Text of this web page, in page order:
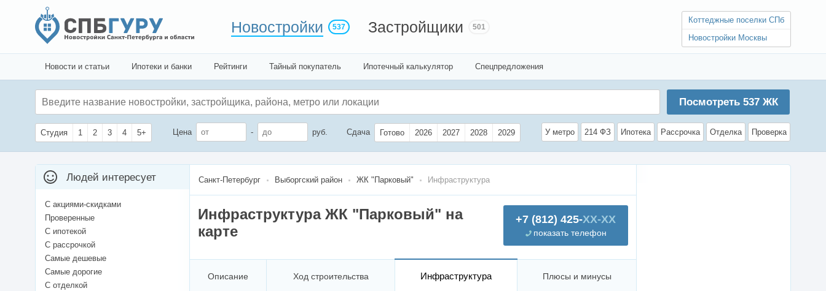
Новостройки 537 Застройщики 501
Коттеджные поселки СПб
Новостройки Москвы
Новости и статьи Ипотеки и банки Рейтинги Тайный покупатель Ипотечный калькулятор Спецпредложения
Посмотреть 537ЖК
Студия 1 2 3 4 5+ Цена - руб. Сдача Готово 2026 2027 2028 2029 У метро 214 ФЗ Ипотека Рассрочка Отделка Проверка
Санкт-Петербург Выборгский район ЖК "Парковый" Инфраструктура
+7 (812) 425-XX-XX
показать телефон
Инфраструктура ЖК "Парковый" на
карте
Описание Ход строительства Инфраструктура Плюсы и минусы
Людей интересует
С акциями-скидками
Проверенные
С ипотекой
С рассрочкой
Самые дешевые
Самые дорогие
С отделкой